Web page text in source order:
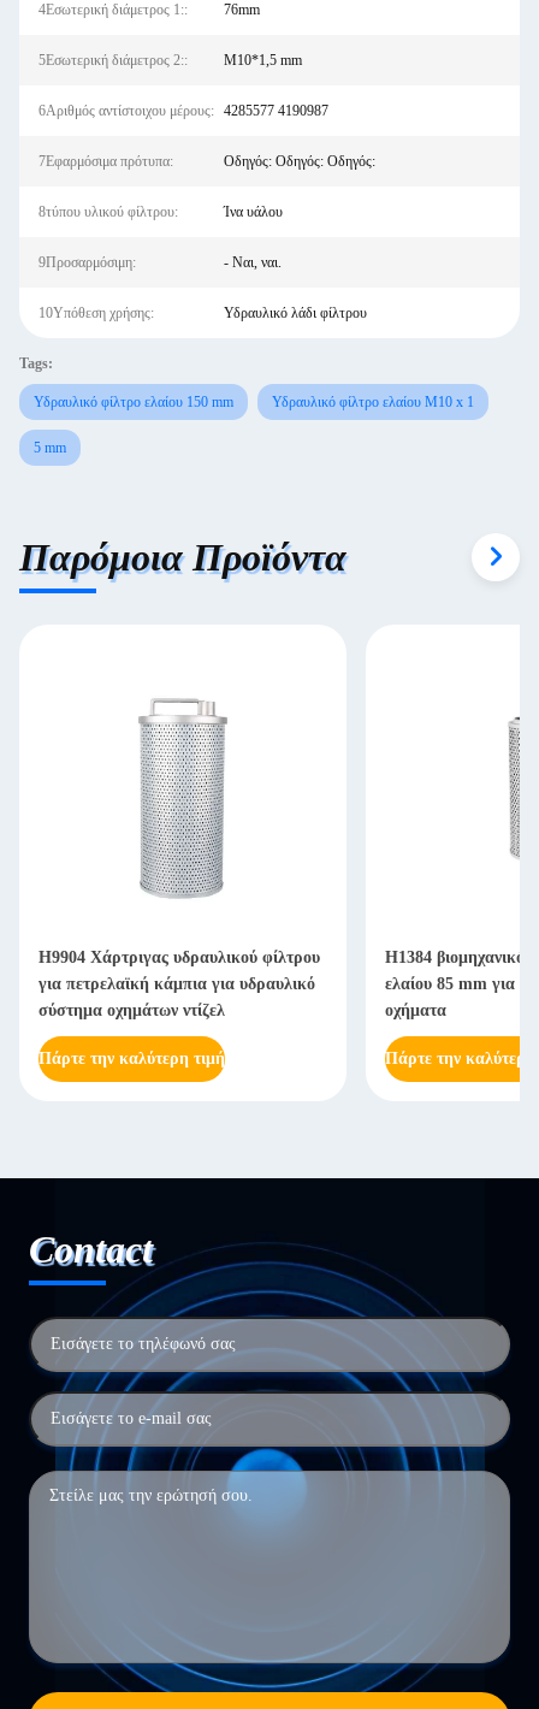
4Εσωτερική διάμετρος 1:: 76mm
5Εσωτερική διάμετρος 2:: M10*1,5 mm
6Αριθμός αντίστοιχου μέρους: 4285577 4190987
7Εφαρμόσιμα πρότυπα: Οδηγός: Οδηγός: Οδηγός:
8τύπου υλικού φίλτρου: Ίνα υάλου
9Προσαρμόσιμη: - Ναι, ναι.
10Υπόθεση χρήσης: Υδραυλικό λάδι φίλτρου
Tags:
Υδραυλικό φίλτρο ελαίου 150 mm Υδραυλικό φίλτρο ελαίου M10 x 1
5 mm
Παρόμοια Προϊόντα
H9904 Χάρτριγας υδραυλικού φίλτρου
για πετρελαϊκή κάμπια για υδραυλικό
σύστημα οχημάτων ντίζελ
Πάρτε την καλύτερη τιμή
H1384 βιομηχανικό
ελαίου 85 mm για
οχήματα
Πάρτε την καλύτερη
Contact